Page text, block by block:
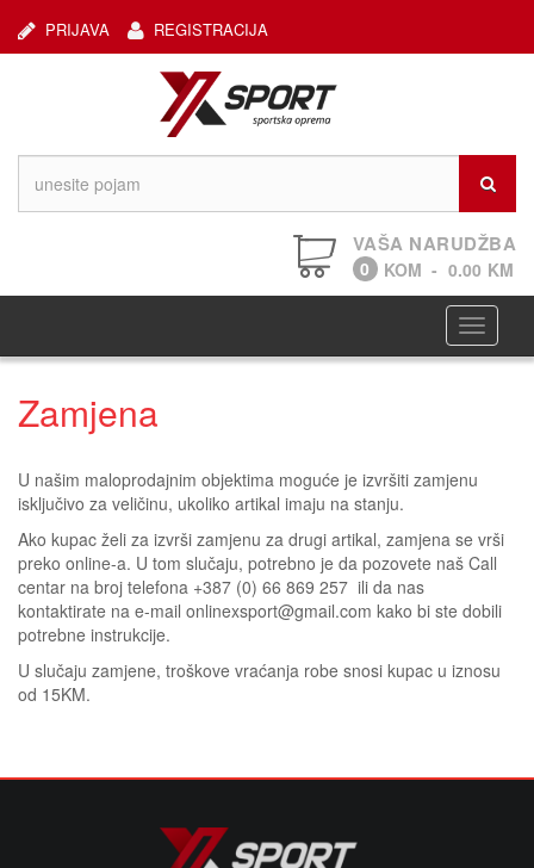
REGISTRACIJA
PRIJAVA
VAŠA NARUDŽBA
0 KOM - 0.00 KM
Zamjena
U našim maloprodajnim objektima moguće je izvršiti zamjenu
isključivo za veličinu, ukoliko artikal imaju na stanju.
Ako kupac želi za izvrši zamjenu za drugi artikal, zamjena se vrši
preko online-a. U tom slučaju, potrebno je da pozovete naš Call
centar na broj telefona +387 (0) 66 869 257 ili da nas
kontaktirate na e-mail onlinexsport@gmail.com kako bi ste dobili
potrebne instrukcije.
U slučaju zamjene, troškove vraćanja robe snosi kupac u iznosu
od 15KM.